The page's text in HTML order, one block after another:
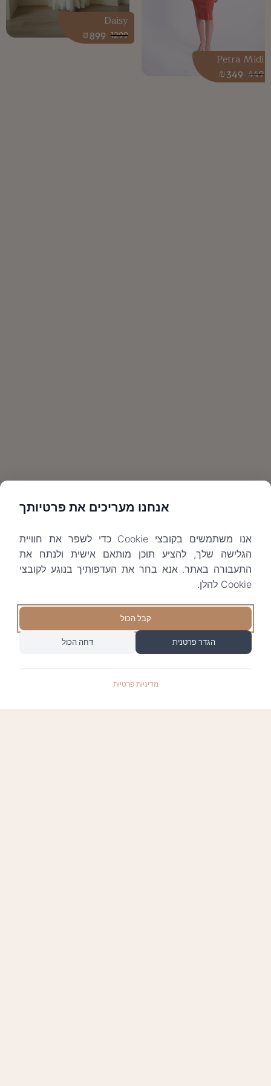
449
349
₪
Petra Midi
1299
899
₪
Daisy
אנחנו מעריכים את פרטיותך
אנו משתמשים בקובצי Cookie כדי לשפר את חוויית
הגלישה שלך, להציע תוכן מותאם אישית ולנתח את
התעבורה באתר. אנא בחר את העדפותיך בנוגע לקובצי
Cookie להלן.
קבל הכול
הגדר פרטנית דחה הכול
מדיניות פרטיות